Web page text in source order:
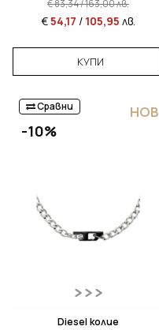
€83,34/163,00лв.
€54,17 / 105,95 лв.
КУПИ
Сравни
-10%
НОВ
Diesel колие